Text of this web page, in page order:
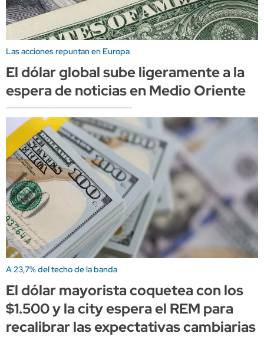
Las acciones repuntan en Europa
El dólar global sube ligeramente a la
espera de noticias en Medio Oriente
A 23,7% del techo de la banda
El dólar mayorista coquetea con los
$1.500 y la city espera el REM para
recalibrar las expectativas cambiarias